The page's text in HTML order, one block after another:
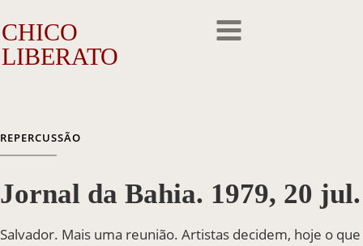
CHICO
LIBERATO
A Obra
Outros Feitos
REPERCUSSÃO
Jornal da Bahia. 1979, 20 jul.
Salvador. Mais uma reunião. Artistas decidem, hoje o que